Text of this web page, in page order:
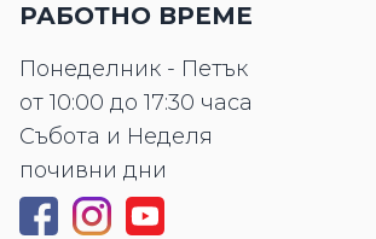
РАБОТНО ВРЕМЕ
Понеделник - Петък
от 10:00 до 17:30 часа
Събота и Неделя
почивни дни